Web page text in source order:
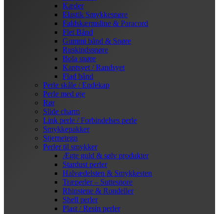
Kæder
Elastik Smykkesnøre
Faldskærmsline & Paracord
Flet Bånd
Gummi bånd & Snøre
Ruskindssnøre
Bola snøre
Kantsyet / Randsyet
Flad bånd
Perle skåle / Endekap
Perle med øje
Rør
Slide charm
Link perle / Forbindelses perle
Smykkepakker
Stjernetegn
Perler til smykker
Ægte guld & sølv produkter
Stardust perler
Halvædelsten & Smykkesten
Træperler – Suttesnore
Rhinstene & Rondeller
Shell perler
Plast / Resin perler